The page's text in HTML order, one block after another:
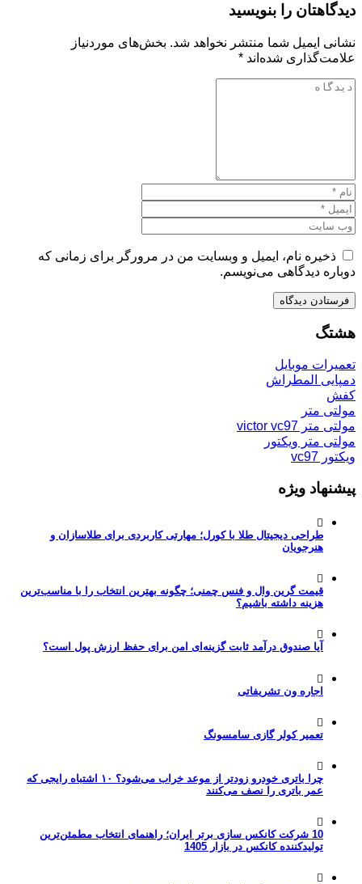
دیدگاهتان را بنویسید
نشانی ایمیل شما منتشر نخواهد شد. بخش‌های موردنیاز
علامت‌گذاری شده‌اند *
ذخیره نام، ایمیل و وبسایت من در مرورگر برای زمانی که
دوباره دیدگاهی می‌نویسم.
هشتگ
تعمیرات موبایل
دمپایی المطراش
کفش
مولتی متر
مولتی متر victor vc97
مولتی متر ویکتور
ویکتور vc97
پیشنهاد ویژه
طراحی دیجیتال طلا با کورل؛ مهارتی کاربردی برای طلاسازان و
هنرجویان
قیمت گرین وال و فنس چمنی؛ چگونه بهترین انتخاب را با مناسب‌ترین
هزینه داشته باشیم؟
آیا صندوق درآمد ثابت گزینه‌ای امن برای حفظ ارزش پول است؟
اجاره ون تشریفاتی
تعمیر کولر گازی سامسونگ
چرا باتری خودرو زودتر از موعد خراب می‌شود؟ ۱۰ اشتباه رایجی که
عمر باتری را نصف می‌کنند
10 شرکت کانکس سازی برتر ایران؛ راهنمای انتخاب مطمئن‌ترین
تولیدکننده کانکس در بازار 1405